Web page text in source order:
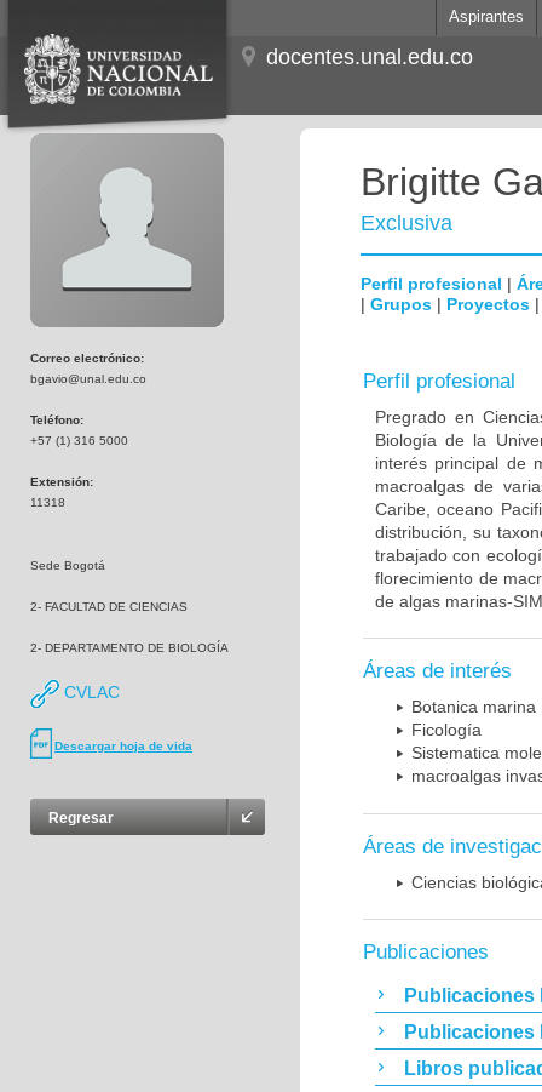
Aspirantes
docentes.unal.edu.co
Correo electrónico:
bgavio@unal.edu.co
Teléfono:
+57 (1) 316 5000
Extensión:
11318
Sede Bogotá
2- FACULTAD DE CIENCIAS
2- DEPARTAMENTO DE BIOLOGÍA
CVLAC
Descargar hoja de vida
Regresar
Brigitte
Exclusiva
Perfil profesional |
| Grupos | Proyectos
Perfil profesional
Pregrado en
Biología de la
interés principal de
macroalgas de
Caribe, oceano
distribución, su
trabajado con
florecimiento de
de algas marinas-
Áreas de interés
Botanica marina
Ficología
Sistematica
macroalgas
Áreas de
Ciencias
Publicaciones
Publicaciones
Publicaciones
Libros